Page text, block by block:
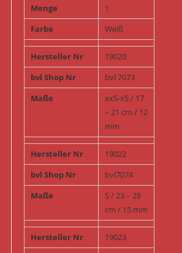
Menge
1
Farbe
Weiß
Hersteller Nr
19020
bvl Shop Nr
bvl 7073
Maße
xxS-xS / 17
– 21 cm / 12
mm
Hersteller Nr
19022
bvl Shop Nr
bvl7074
Maße
S / 23 – 28
cm / 15 mm
Hersteller Nr
19023